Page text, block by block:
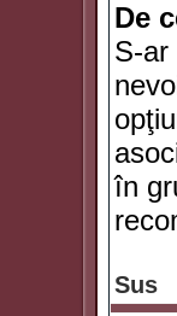
De
S-ar
în
Sus